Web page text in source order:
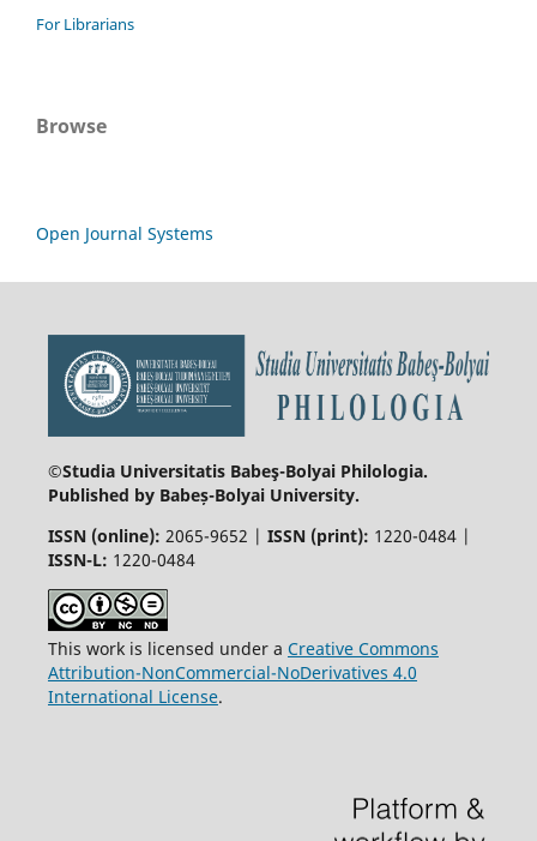
For Librarians
Browse
Open Journal Systems
©Studia Universitatis Babeş-Bolyai Philologia.
Published by Babeș-Bolyai University.
ISSN (online): 2065-9652 | ISSN (print): 1220-0484 |
ISSN-L: 1220-0484
This work is licensed under a Creative Commons
Attribution-NonCommercial-NoDerivatives 4.0
International License.